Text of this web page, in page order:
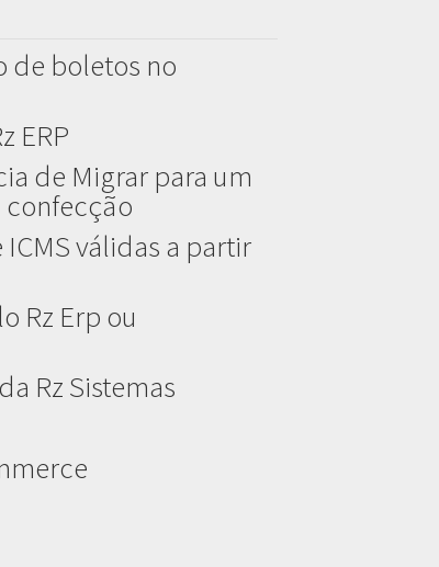
de boletos no
ERP
de Migrar para um
confecção
válidas a partir
Rz Erp ou
Rz Sistemas